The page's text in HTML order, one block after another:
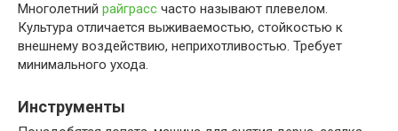
Многолетний райграсс часто называют плевелом.
Культура отличается выживаемостью, стойкостью к
внешнему воздействию, неприхотливостью. Требует
минимального ухода.
Инструменты